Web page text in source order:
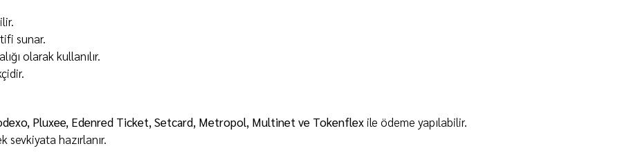
sunar.
olarak kullanılır.
Pluxee, Edenred Ticket, Setcard, Metropol, Multinet ve Tokenflex ile ödeme yapılabilir.
sevkiyata hazırlanır.